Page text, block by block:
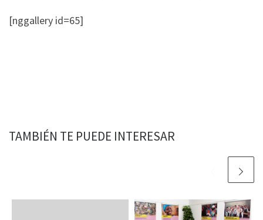
[nggallery id=65]
TAMBIÉN TE PUEDE INTERESAR